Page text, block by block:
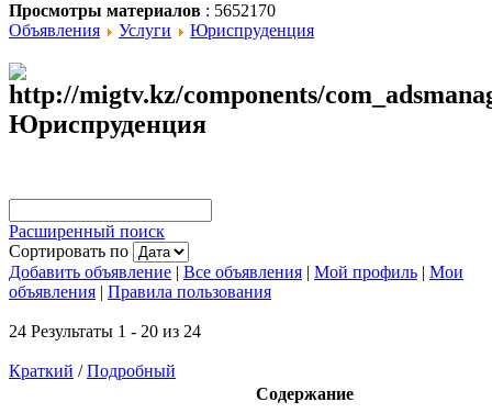
Просмотры материалов : 5652170
Объявления
Услуги Юриспруденция
Юриспруденция
Расширенный поиск
Сортировать по
Добавить объявление | Все объявления | Мой профиль | Мои
объявления | Правила пользования
24 Результаты 1 - 20 из 24
Краткий /Подробный
Содержание